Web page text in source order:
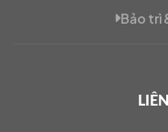
Bảo trì